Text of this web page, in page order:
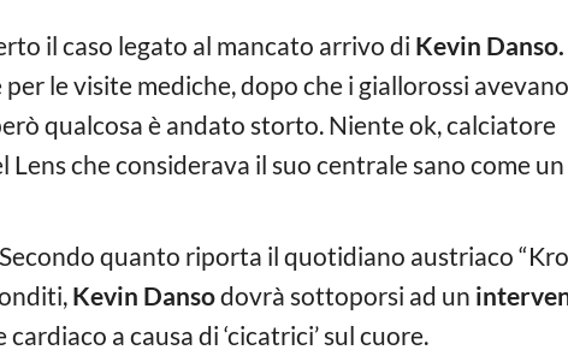
il caso legato al mancato arrivo di Kevin Danso.
le visite mediche, dopo che i giallorossi avevano
qualcosa è andato storto. Niente ok, calciatore
che considerava il suo centrale sano come un
quanto riporta il quotidiano austriaco
Kevin Dansodovrà sottoporsi ad un
a causa di ‘cicatrici’ sul cuore.